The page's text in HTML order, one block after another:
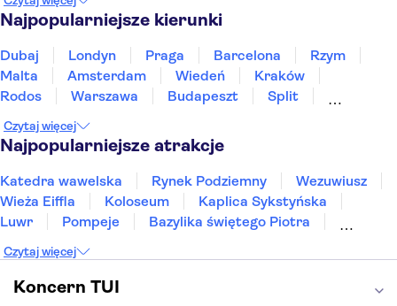
Tunezja
Turcja Wietnam
Najpopularniejsze kierunki
Dubaj Londyn Praga Barcelona
Rzym
Malta
Amsterdam Wiedeń
Kraków
Rodos
Warszawa Budapeszt
Split
Sopot
Gdynia Zakopane
Czytaj więcej
Najpopularniejsze atrakcje
Katedra wawelska Rynek Podziemny
Wezuwiusz
Wieża Eiffla
Koloseum
Kaplica Sykstyńska
Luwr
Pompeje
Bazylika świętego Piotra
Etna
Wawel Park Güell
Alhambra
Caminito del Rey
Czytaj więcej
Koncern TUI